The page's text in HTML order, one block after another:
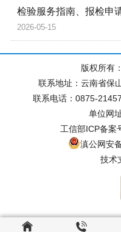
检验服务指南、报检申
2026-05-15
版权所有
联系地址：云南省保
联系电话：0875-
单位网
工信部ICP备案
滇公网安
技术